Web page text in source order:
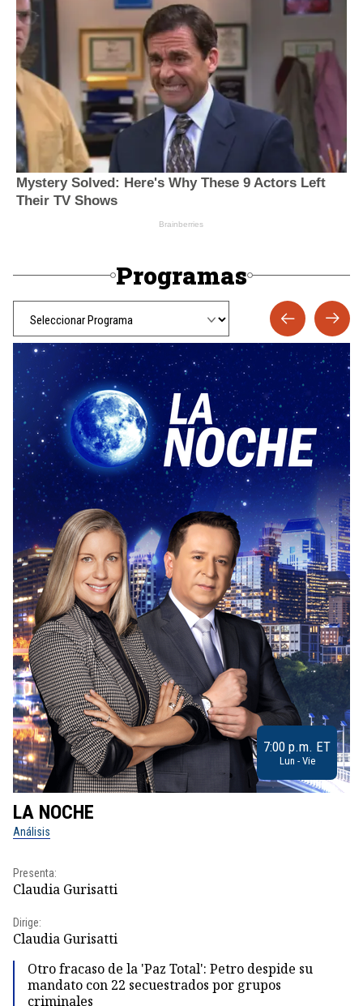
Programas
7:00 p.m. ET
Lun - Vie
LA NOCHE
Análisis
Presenta:
Claudia Gurisatti
Dirige:
Claudia Gurisatti
Otro fracaso de la 'Paz Total': Petro despide su
mandato con 22 secuestrados por grupos
criminales